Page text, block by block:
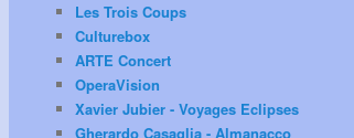
Les Trois Coups
Culturebox
ARTE Concert
OperaVision
Xavier Jubier - Voyages Eclipses
Gherardo Casaglia - Almanacco